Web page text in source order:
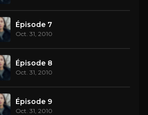
Épisode 7
Oct. 31, 2010
Épisode 8
Oct. 31, 2010
Épisode 9
Oct. 31, 2010